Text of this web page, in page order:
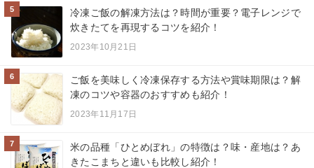
5
冷凍ご飯の解凍方法は？時間が重要？電子レンジで
炊きたてを再現するコツを紹介！
2023年10月21日
6
ご飯を美味しく冷凍保存する方法や賞味期限は？解
凍のコツや容器のおすすめも紹介！
2023年11月17日
7
米の品種「ひとめぼれ」の特徴は？味・産地は？あ
きたこまちと違いも比較し紹介！